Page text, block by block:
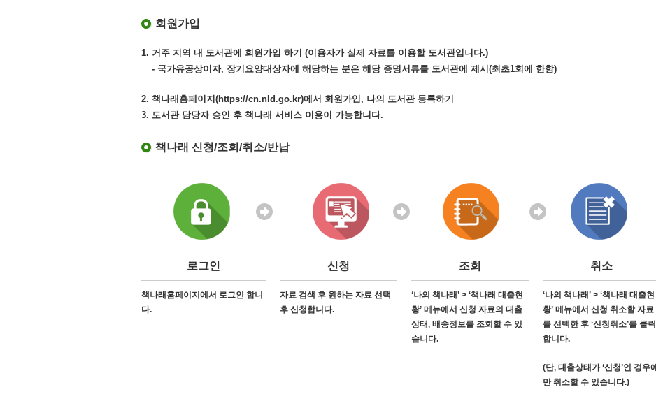
회원가입
1. 거주 지역 내 도서관에 회원가입 하기 (이용자가 실제 자료를 이용할 도서관입니다.)
- 국가유공상이자, 장기요양대상자에 해당하는 분은 해당 증명서류를 도서관에 제시(최초1회에 한함)
2. 책나래홈페이지(https://cn.nld.go.kr)에서 회원가입, 나의 도서관 등록하기
3. 도서관 담당자 승인 후 책나래 서비스 이용이 가능합니다.
책나래 신청/조회/취소/반납
로그인
책나래홈페이지에서 로그인 합니
다.
신청
자료 검색 후 원하는 자료 선택
후 신청합니다.
조회
‘나의 책나래’ > ‘책나래 대출현
황’ 메뉴에서 신청 자료의 대출
상태, 배송정보를 조회할 수 있
습니다.
취소
‘나의 책나래’ > ‘책나래 대출현
황’ 메뉴에서 신청 취소할 자료
를 선택한 후 ‘신청취소’를 클릭
합니다.
(단, 대출상태가 ‘신청’인 경우에
만 취소할 수 있습니다.)